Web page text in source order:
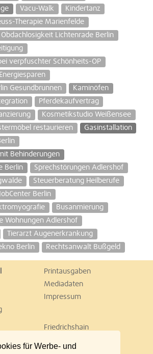
für Werbe- und
Vacu-Walk
Kindertanz
Therapie Marienfelde
Obdachlosigkeit Lichtenrade Berlin
verpfuschter Schönheits-OP
Gesundbrunnen
Kaminöfen
Pferdekaufvertrag
Kosmetikstudio Weißensee
restaurieren
Gasinstallation
Behinderungen
Berlin
Sprechstörungen Adlershof
Steuerberatung Heilberufe
Berlin
Busanmierung
Wohnungen Adlershof
Tierarzt Augenerkrankung
Berlin
Rechtsanwalt Bußgeld
Printausgaben
Mediadaten
Impressum
Friedrichshain